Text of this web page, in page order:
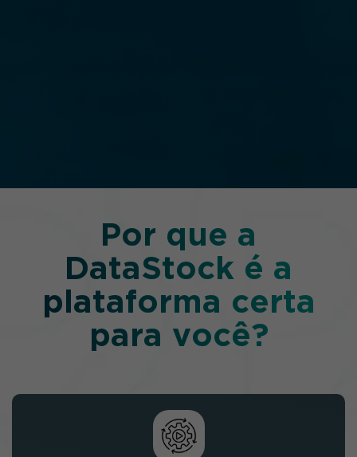
Por que a
DataStock é a
plataforma certa
para você?